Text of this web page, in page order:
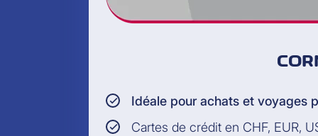
Idéale pour achats et voyages
Cartes de crédit en CHF, EUR,